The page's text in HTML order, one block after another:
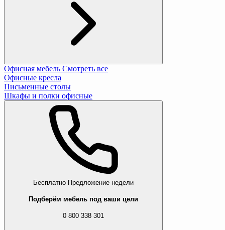
Офисная мебель Смотреть все
Офисные кресла
Письменные столы
Шкафы и полки офисные
Бесплатно Предложение недели
Подберём мебель под ваши цели
0 800 338 301